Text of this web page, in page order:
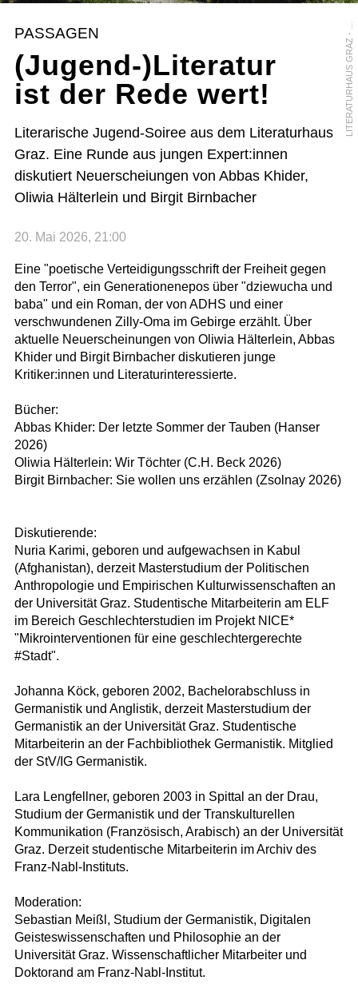
L
I
R
PASSAGEN
(Jugend-)Literatur
ist der Rede wert!
Literarische Jugend-Soiree aus dem Literaturhaus
Graz. Eine Runde aus jungen Expert:innen
diskutiert Neuerscheiungen von Abbas Khider,
Oliwia Hälterlein und Birgit Birnbacher
20. Mai 2026, 21:00
Eine "poetische Verteidigungsschrift der Freiheit gegen
den Terror", ein Generationenepos über "dziewucha und
baba" und ein Roman, der von ADHS und einer
verschwundenen Zilly-Oma im Gebirge erzählt. Über
aktuelle Neuerscheinungen von Oliwia Hälterlein, Abbas
Khider und Birgit Birnbacher diskutieren junge
Kritiker:innen und Literaturinteressierte.
Bücher:
Abbas Khider: Der letzte Sommer der Tauben (Hanser
2026)
Oliwia Hälterlein: Wir Töchter (C.H. Beck 2026)
Birgit Birnbacher: Sie wollen uns erzählen (Zsolnay 2026)
Diskutierende:
Nuria Karimi, geboren und aufgewachsen in Kabul
(Afghanistan), derzeit Masterstudium der Politischen
Anthropologie und Empirischen Kulturwissenschaften an
der Universität Graz. Studentische Mitarbeiterin am ELF
im Bereich Geschlechterstudien im Projekt NICE*
"Mikrointerventionen für eine geschlechtergerechte
#Stadt".
Johanna Köck, geboren 2002, Bachelorabschluss in
Germanistik und Anglistik, derzeit Masterstudium der
Germanistik an der Universität Graz. Studentische
Mitarbeiterin an der Fachbibliothek Germanistik. Mitglied
der StV/IG Germanistik.
Lara Lengfellner, geboren 2003 in Spittal an der Drau,
Studium der Germanistik und der Transkulturellen
Kommunikation (Französisch, Arabisch) an der Universität
Graz. Derzeit studentische Mitarbeiterin im Archiv des
Franz-Nabl-Instituts.
Moderation:
Sebastian Meißl, Studium der Germanistik, Digitalen
Geisteswissenschaften und Philosophie an der
Universität Graz. Wissenschaftlicher Mitarbeiter und
Doktorand am Franz-Nabl-Institut.